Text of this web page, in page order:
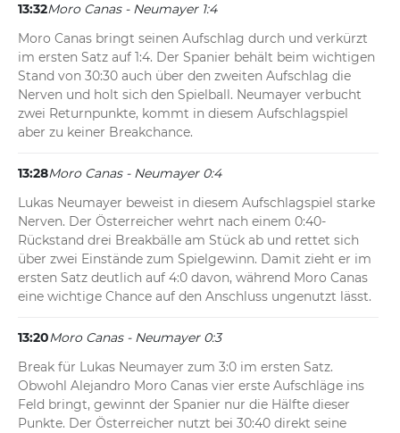
13:32Moro Canas - Neumayer 1:4
Moro Canas bringt seinen Aufschlag durch und verkürzt
im ersten Satz auf 1:4. Der Spanier behält beim wichtigen
Stand von 30:30 auch über den zweiten Aufschlag die
Nerven und holt sich den Spielball. Neumayer verbucht
zwei Returnpunkte, kommt in diesem Aufschlagspiel
aber zu keiner Breakchance.
13:28Moro Canas - Neumayer 0:4
Lukas Neumayer beweist in diesem Aufschlagspiel starke
Nerven. Der Österreicher wehrt nach einem 0:40-
Rückstand drei Breakbälle am Stück ab und rettet sich
über zwei Einstände zum Spielgewinn. Damit zieht er im
ersten Satz deutlich auf 4:0 davon, während Moro Canas
eine wichtige Chance auf den Anschluss ungenutzt lässt.
13:20Moro Canas - Neumayer 0:3
Break für Lukas Neumayer zum 3:0 im ersten Satz.
Obwohl Alejandro Moro Canas vier erste Aufschläge ins
Feld bringt, gewinnt der Spanier nur die Hälfte dieser
Punkte. Der Österreicher nutzt bei 30:40 direkt seine